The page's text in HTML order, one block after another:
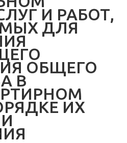
И РАБОТ,
ДЛЯ
ОБЩЕГО
В
ИХ